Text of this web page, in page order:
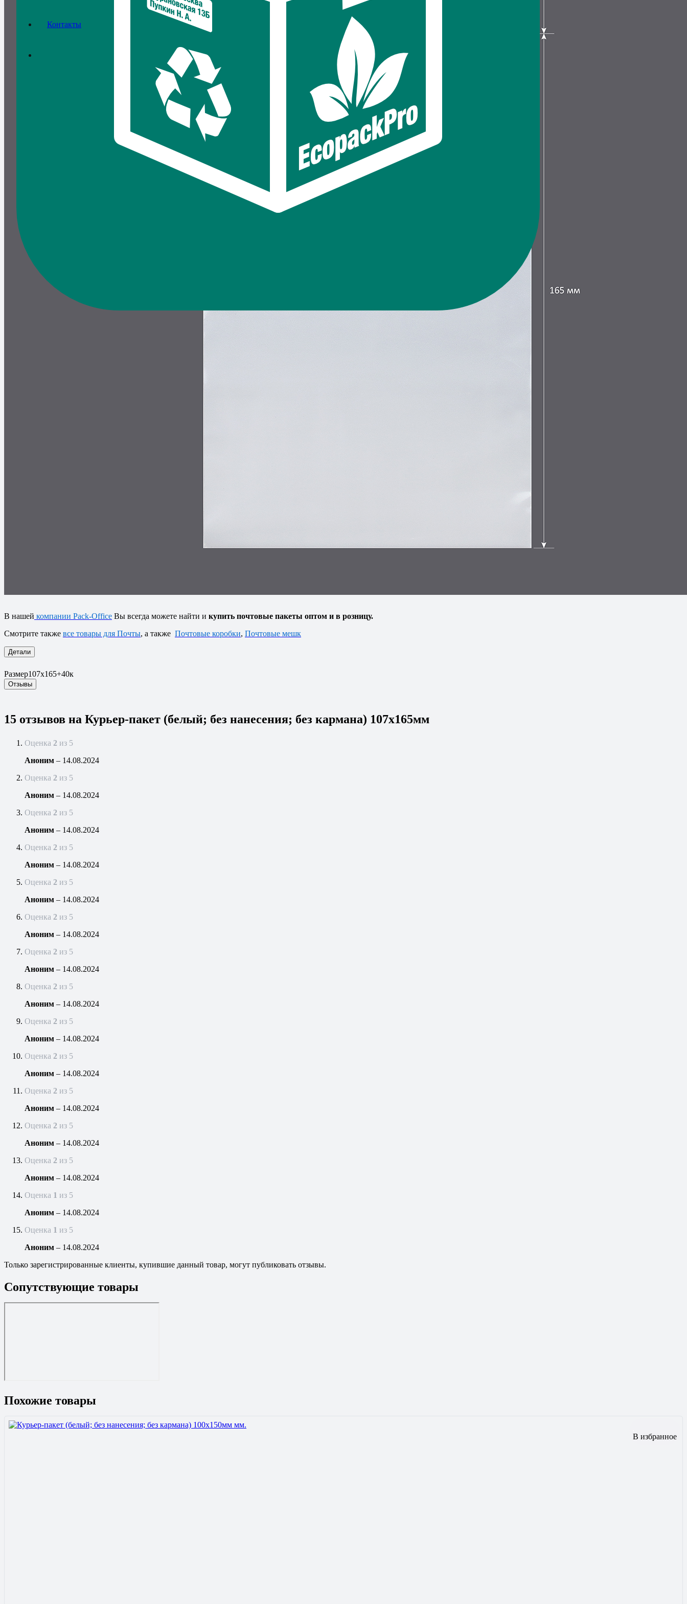
Контакты
Курьер-пакет (белый; без нанесения;
без кармана) 107х165мм
Количество товара Курьер-пакет (белый; без нанесения; без кармана) 107х165мм
В корзину
Цена на курьер-пакеты меняется в зависимости от общей суммы заказа.
В нашей компании Pack-Office Вы всегда можете найти и купить почтовые пакеты оптом и в розницу.
Смотрите также все товары для Почты, а также Почтовые коробки, Почтовые мешк
Детали
Размер107х165+40к
Отзывы
15 отзывов на Курьер-пакет (белый; без нанесения; без кармана) 107х165мм
Оценка 2 из 5
Аноним – 14.08.2024
Оценка 2 из 5
Аноним – 14.08.2024
Оценка 2 из 5
Аноним – 14.08.2024
Оценка 2 из 5
Аноним – 14.08.2024
Оценка 2 из 5
Аноним – 14.08.2024
Оценка 2 из 5
Аноним – 14.08.2024
Оценка 2 из 5
Аноним – 14.08.2024
Оценка 2 из 5
Аноним – 14.08.2024
Оценка 2 из 5
Аноним – 14.08.2024
Оценка 2 из 5
Аноним – 14.08.2024
Оценка 2 из 5
Аноним – 14.08.2024
Оценка 2 из 5
Аноним – 14.08.2024
Оценка 2 из 5
Аноним – 14.08.2024
Оценка 1 из 5
Аноним – 14.08.2024
Оценка 1 из 5
Аноним – 14.08.2024
Только зарегистрированные клиенты, купившие данный товар, могут публиковать отзывы.
Сопутствующие товары
Похожие товары
В избранное